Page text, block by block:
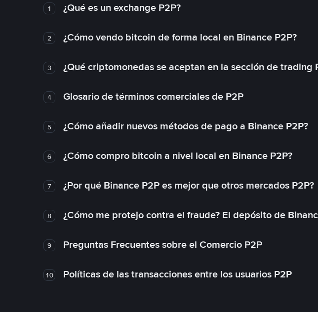
1 ¿Qué es un exchange P2P?
2 ¿Cómo vendo bitcoin de forma local en Binance P2P?
3 ¿Qué criptomonedas se aceptan en la sección de trading
4 Glosario de términos comerciales de P2P
5 ¿Cómo añadir nuevos métodos de pago a Binance P2P?
6 ¿Cómo compro bitcoin a nivel local en Binance P2P?
7 ¿Por qué Binance P2P es mejor que otros mercados P2P?
8 ¿Cómo me protejo contra el fraude? El depósito de
9 Preguntas Frecuentes sobre el Comercio P2P
10 Políticas de las transacciones entre los usuarios P2P